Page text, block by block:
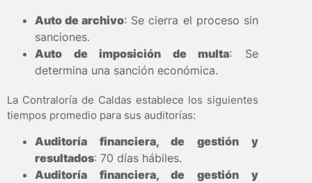
Auto de archivo: Se cierra el proceso sin
sanciones.
Auto de imposición de multa: Se
determina una sanción económica.
La Contraloría de Caldas establece los siguientes
tiempos promedio para sus auditorías:
Auditoría financiera, de gestión y
resultados: 70 días hábiles.
Auditoría financiera, de gestión y